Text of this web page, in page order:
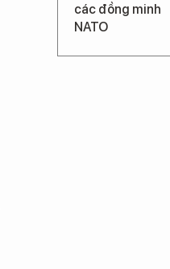
các đồng minh
NATO